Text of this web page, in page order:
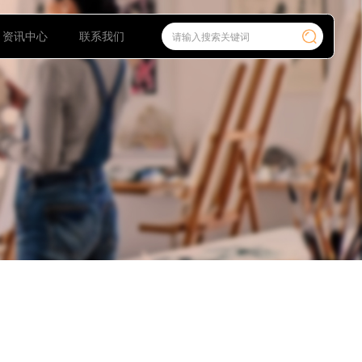
艺术家入驻 资讯中心 联系我们